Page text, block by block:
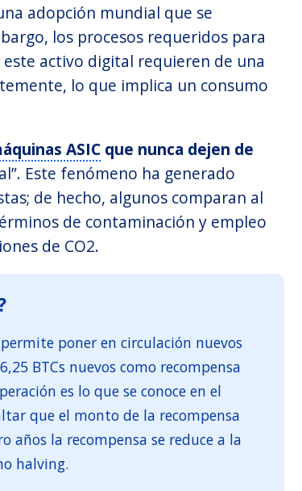
adopción mundial que se
los procesos requeridos para
activo digital requieren de una
lo que implica un consumo
ASIC que nunca dejen de
Este fenómeno ha generado
de hecho, algunos comparan al
de contaminación y empleo
de CO2.
poner en circulación nuevos
BTCs nuevos como recompensa
es lo que se conoce en el
que el monto de la recompensa
años la recompensa se reduce a la
halving.